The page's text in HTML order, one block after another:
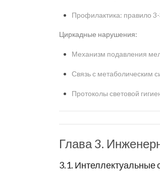
Профилактика: правило 3-
Циркадные нарушения:
Механизм подавления
Связь с метаболическим
Протоколы световой
Глава 3.
3.1.